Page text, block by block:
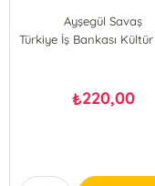
Ayşegül Savaş
₺220,00